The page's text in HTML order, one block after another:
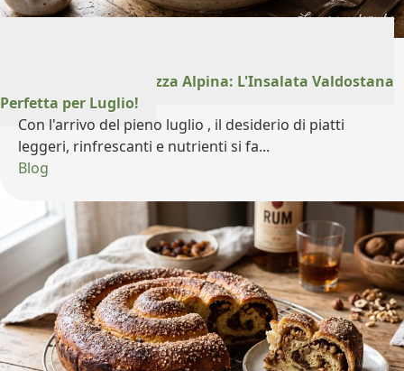
Un Tuffo di Freschezza Alpina: L'Insalata Valdostana
Perfetta per Luglio!
Con l'arrivo del pieno luglio , il desiderio di piatti
leggeri, rinfrescanti e nutrienti si fa...
Blog